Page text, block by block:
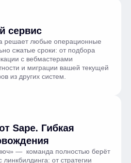
сервис
решает любые операционные
сжатые сроки: от подбора
с вебмастерами
и миграции вашей текущей
из других систем.
Sape. Гибкая
— команда полностью берёт
от стратегии